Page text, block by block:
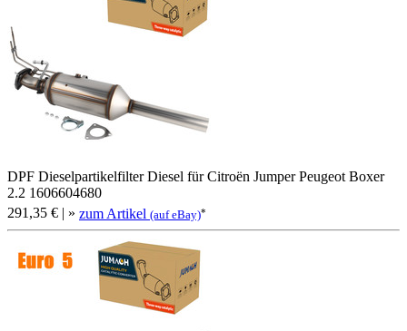
DPF Dieselpartikelfilter Diesel für Citroën Jumper Peugeot Boxer
2.2 1606604680
291,35 € | » zum Artikel (auf eBay)*